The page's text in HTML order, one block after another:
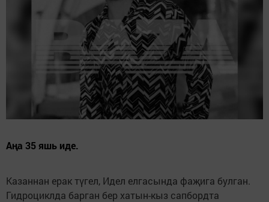
Аңа 35 яшь иде.
Казаннан ерак түгел, Идел елгасында фаҗига булган.
Гидроциклда барган бер хатын-кыз сапбордта